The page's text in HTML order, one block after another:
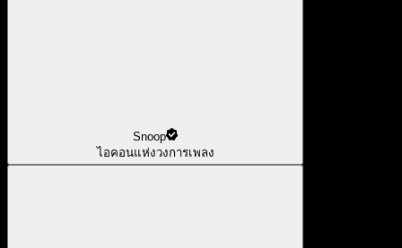
Snoop
ไอคอนแห่งวงการเพลง